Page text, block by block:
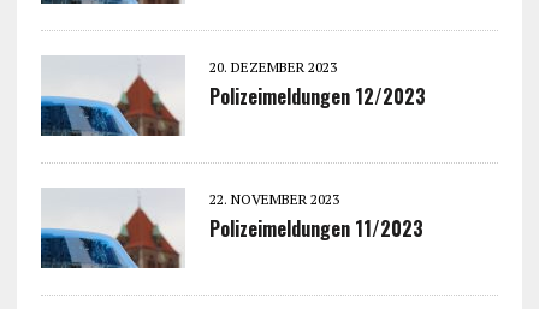
20. DEZEMBER 2023
Polizeimeldungen 12/2023
22. NOVEMBER 2023
Polizeimeldungen 11/2023